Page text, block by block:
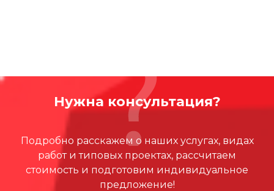
Нужна консультация?
Подробно расскажем о наших услугах, видах
работ и типовых проектах, рассчитаем
стоимость и подготовим индивидуальное
предложение!